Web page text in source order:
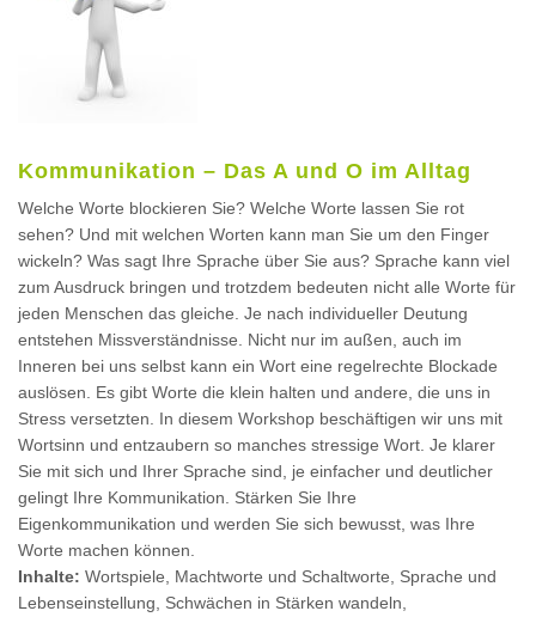
Kommunikation – Das A und O im Alltag
Welche Worte blockieren Sie? Welche Worte lassen Sie rot
sehen? Und mit welchen Worten kann man Sie um den Finger
wickeln? Was sagt Ihre Sprache über Sie aus? Sprache kann viel
zum Ausdruck bringen und trotzdem bedeuten nicht alle Worte für
jeden Menschen das gleiche. Je nach individueller Deutung
entstehen Missverständnisse. Nicht nur im außen, auch im
Inneren bei uns selbst kann ein Wort eine regelrechte Blockade
auslösen. Es gibt Worte die klein halten und andere, die uns in
Stress versetzten. In diesem Workshop beschäftigen wir uns mit
Wortsinn und entzaubern so manches stressige Wort. Je klarer
Sie mit sich und Ihrer Sprache sind, je einfacher und deutlicher
gelingt Ihre Kommunikation. Stärken Sie Ihre
Eigenkommunikation und werden Sie sich bewusst, was Ihre
Worte machen können.
Inhalte: Wortspiele, Machtworte und Schaltworte, Sprache und
Lebenseinstellung, Schwächen in Stärken wandeln,